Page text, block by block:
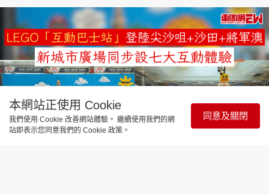
本網站正使用 Cookie
我們使用 Cookie 改善網站體驗。 繼續使用我們的網
站即表示您同意我們的 Cookie 政策。
同意及關閉